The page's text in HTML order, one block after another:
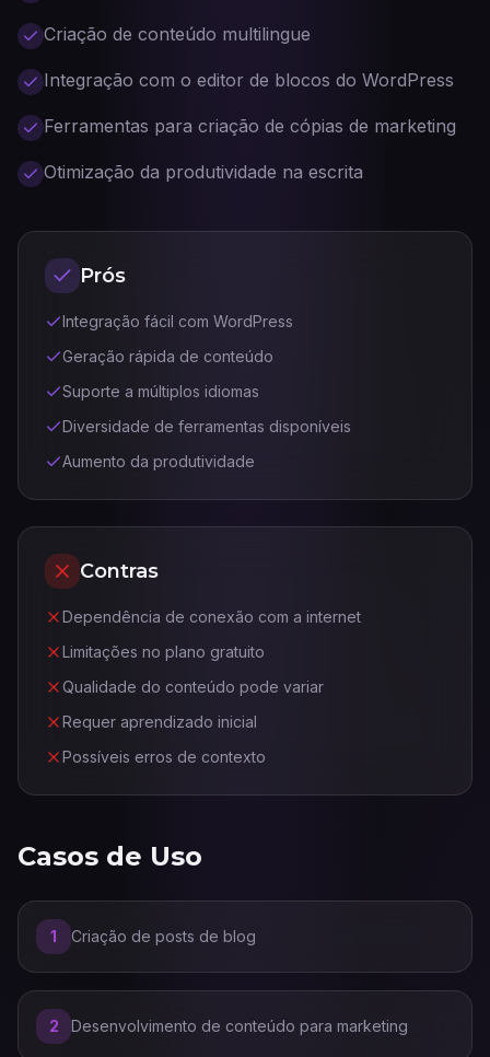
Criação de conteúdo multilingue
Integração com o editor de blocos do WordPress
Ferramentas para criação de cópias de marketing
Otimização da produtividade na escrita
Prós
Integração fácil com WordPress
Geração rápida de conteúdo
Suporte a múltiplos idiomas
Diversidade de ferramentas disponíveis
Aumento da produtividade
Contras
Dependência de conexão com a internet
Limitações no plano gratuito
Qualidade do conteúdo pode variar
Requer aprendizado inicial
Possíveis erros de contexto
Casos de Uso
1 Criação de posts de blog
2 Desenvolvimento de conteúdo para marketing